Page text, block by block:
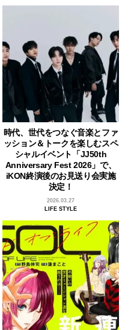
時代、世代をつなぐ音楽とファ
ッション＆トークを楽しむスペ
シャルイベント「JJ50th
Anniversary Fest 2026」で、
iKON終演後のお見送り会実施
決定！
2026.03.27
LIFE STYLE